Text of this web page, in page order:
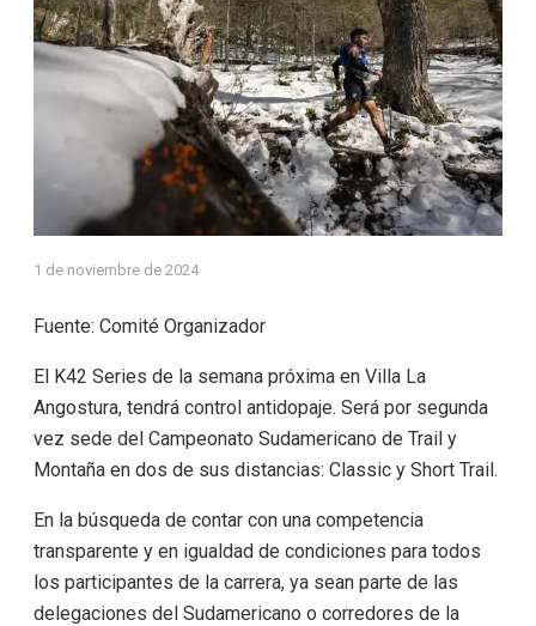
1 de noviembre de 2024
Fuente: Comité Organizador
El K42 Series de la semana próxima en Villa La
Angostura, tendrá control antidopaje. Será por segunda
vez sede del Campeonato Sudamericano de Trail y
Montaña en dos de sus distancias: Classic y Short Trail.
En la búsqueda de contar con una competencia
transparente y en igualdad de condiciones para todos
los participantes de la carrera, ya sean parte de las
delegaciones del Sudamericano o corredores de la